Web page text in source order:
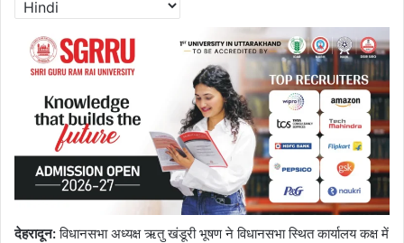
देहरादून:विधानसभा अध्यक्ष ऋतु खंडूरी भूषण ने विधानसभा स्थित कार्यालय कक्ष में